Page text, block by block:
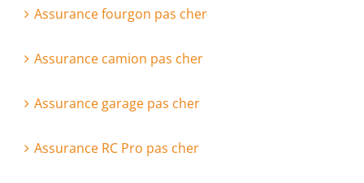
Assurance fourgon pas cher
Assurance camion pas cher
Assurance garage pas cher
Assurance RC Pro pas cher